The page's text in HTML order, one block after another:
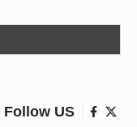
Follow US